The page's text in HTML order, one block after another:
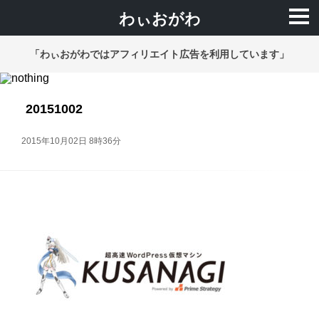
わぃおがわ
「わぃおがわではアフィリエイト広告を利用しています」
20151002
2015年10月02日 8時36分